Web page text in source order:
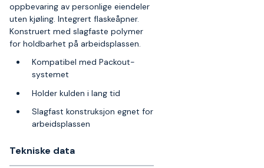
oppbevaring av personlige eiendeler
uten kjøling. Integrert flaskeåpner.
Konstruert med slagfaste polymer
for holdbarhet på arbeidsplassen.
Kompatibel med Packout-
systemet
Holder kulden i lang tid
Slagfast konstruksjon egnet for
arbeidsplassen
Tekniske data​